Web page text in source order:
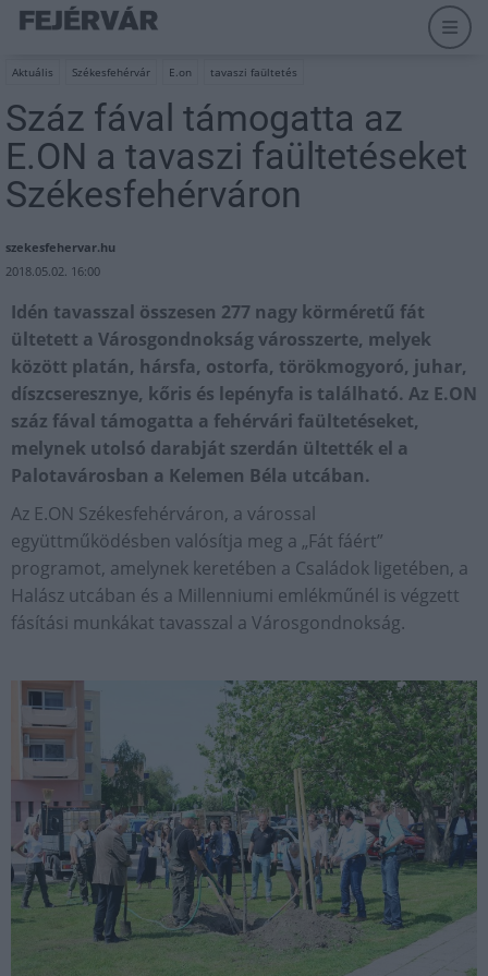
Aktuális Székesfehérvár E.on tavaszi faültetés
Száz fával támogatta az
E.ON a tavaszi faültetéseket
Székesfehérváron
szekesfehervar.hu
2018.05.02. 16:00
Idén tavasszal összesen 277 nagy körméretű fát
ültetett a Városgondnokság városszerte, melyek
között platán, hársfa, ostorfa, törökmogyoró, juhar,
díszcseresznye, kőris és lepényfa is található. Az E.ON
száz fával támogatta a fehérvári faültetéseket,
melynek utolsó darabját szerdán ültették el a
Palotavárosban a Kelemen Béla utcában.
Az E.ON Székesfehérváron, a várossal
együttműködésben valósítja meg a „Fát fáért”
programot, amelynek keretében a Családok ligetében, a
Halász utcában és a Millenniumi emlékműnél is végzett
fásítási munkákat tavasszal a Városgondnokság.